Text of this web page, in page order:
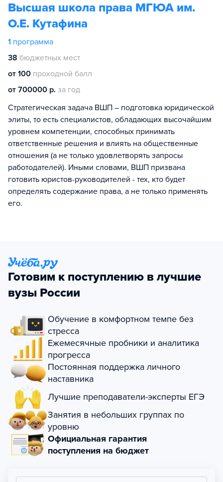
Высшая школа права МГЮА им.
О.Е. Кутафина
1 программа
38 бюджетных мест
от 100 проходной балл
от 700000 р. за год
Стратегическая задача ВШП – подготовка юридической
элиты, то есть специалистов, обладающих высочайшим
уровнем компетенции, способных принимать
ответственные решения и влиять на общественные
отношения (а не только удовлетворять запросы
работодателей). Иными словами, ВШП призвана
готовить юристов-руководителей - тех, кто будет
определять содержание права, а не только применять
его.
Готовим к поступлению в лучшие
вузы России
Обучение в комфортном темпе без
стресса
Ежемесячные пробники и аналитика
прогресса
Постоянная поддержка личного
наставника
Лучшие преподаватели-эксперты ЕГЭ
Занятия в небольших группах по
уровню
Официальная гарантия
поступления на бюджет